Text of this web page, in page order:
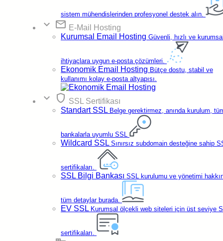
sistem mühendislerinden profesyonel destek alın.
expand_more email E-Mail Hosting
Kurumsal Email Hosting Güvenli, hızlı ve
ihtiyaçlara uygun e-posta çözümleri.
Ekonomik Email Hosting Bütçe dostu, stabil ve
kullanımı kolay e-posta altyapısı.
expand_more shield SSL Sertifikası
Standart SSL Belge gerektirmez, anında kurulum,
bankalarla uyumlu SSL
Wildcard SSL Sınırsız subdomain desteğine sahip
sertifikaları.
SSL Bilgi Bankası SSL kurulumu ve yönetimi
tüm detaylar burada.
EV SSL Kurumsal ölçekli web siteleri için üst seviye
sertifikaları.
₺82,15/Ay*
Standart Fiyat: ₺91,
Yenileme Fiyatları
Genel Özellikler
E-posta
5GBSSD Storage
SMTP & POP3 & IMAP
GelişmişTakvim
Taşıma
AntiSpam
Firewall